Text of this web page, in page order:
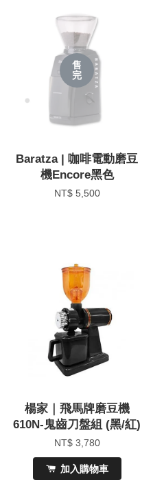
售
完
Baratza | 咖啡電動磨豆
機Encore黑色
NT$ 5,500
楊家｜飛馬牌磨豆機
610N-鬼齒刀盤組 (黑/紅)
NT$ 3,780
加入購物車